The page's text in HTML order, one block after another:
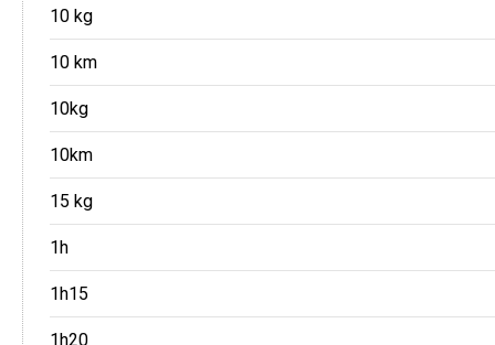
10 kg
10 km
10kg
10km
15 kg
1h
1h15
1h20